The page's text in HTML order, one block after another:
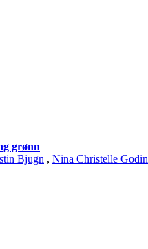
grønn
Bjugn , Nina Christelle Godin